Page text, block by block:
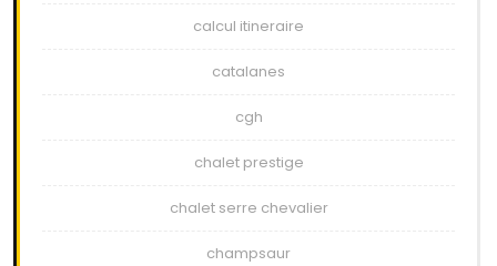
calcul itineraire
catalanes
cgh
chalet prestige
chalet serre chevalier
champsaur